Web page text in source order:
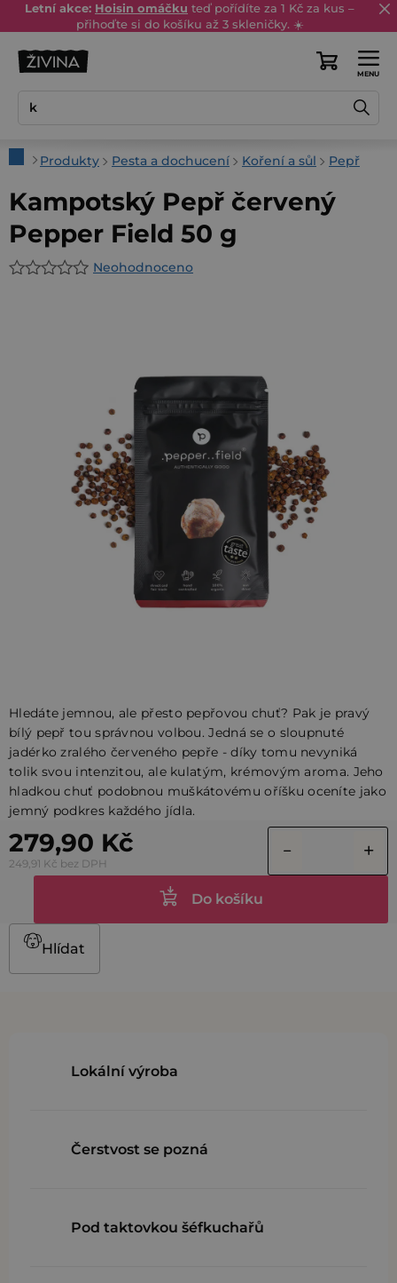
Přejít
na
obsah
Letní akce: Hoisin omáčku teď pořídíte za 1 Kč za kus –
přihoďte si do košíku až 3 skleničky. ☀️
Nákupní
DomůProdukty Pesta a dochucení Koření a sůl Pepř
Hledáte jemnou, ale přesto pepřovou chuť? Pak je pravý
bílý pepř tou správnou volbou. Jedná se o sloupnuté
jadérko zralého červeného pepře - díky tomu nevyniká
tolik svou intenzitou, ale kulatým, krémovým aroma. Jeho
hladkou chuť podobnou muškátovému oříšku oceníte jako
jemný podkres každého jídla.
279,90 Kč
249,91 Kč bez DPH
Do košíku
Hlídat
Kampotský Pepř červený
Pepper Field 50 g
Průměrné
Neohodnoceno
Lokální výroba
Čerstvost se pozná
Pod taktovkou šéfkuchařů